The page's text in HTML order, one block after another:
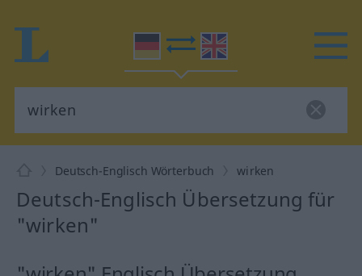
Deutsch-Englisch Wörterbuch wirken
Deutsch-Englisch Übersetzung für
"wirken"